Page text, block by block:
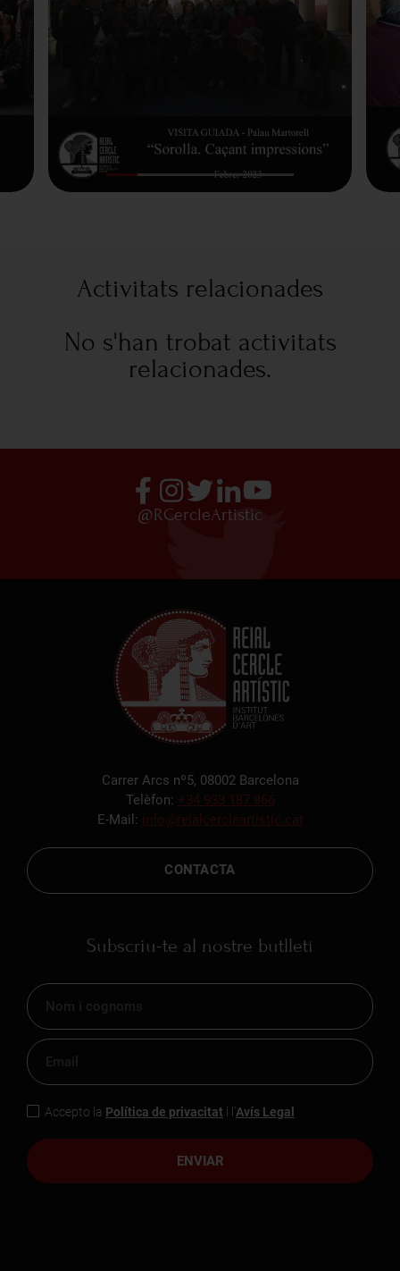
Activitats relacionades
No s'han trobat activitats
relacionades.
@RCercleArtistic
Carrer Arcs nº5, 08002 Barcelona
Telèfon: +34 933 187 866
E-Mail: info@reialcercleartistic.cat
CONTACTA
Subscriu-te al nostre butlletí
ENVIAR
Accepto la Política de privacitat i l'Avís Legal